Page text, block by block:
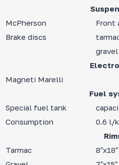
McPherson
Front
Brake discs
Magneti Marelli
Fuel
Special fuel tank
Consumption
0.6 l/
Tarmac